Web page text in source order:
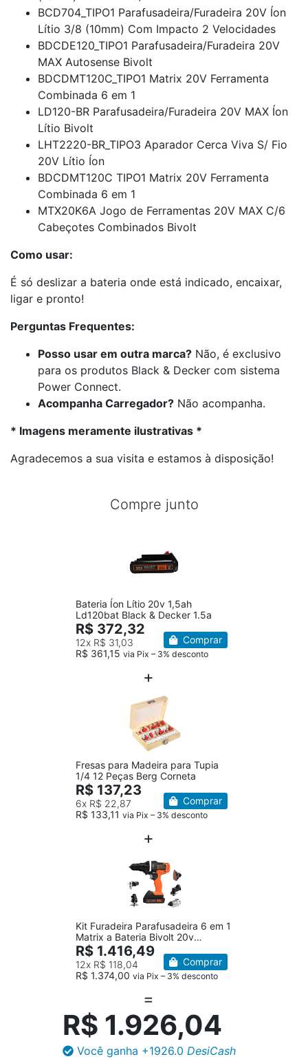
BCD704_TIPO1 Parafusadeira/Furadeira 20V Íon
Lítio 3/8 (10mm) Com Impacto 2 Velocidades
BDCDE120_TIPO1 Parafusadeira/Furadeira 20V
MAX Autosense Bivolt
BDCDMT120C_TIPO1 Matrix 20V Ferramenta
Combinada 6 em 1
LD120-BR Parafusadeira/Furadeira 20V MAX Íon
Lítio Bivolt
LHT2220-BR_TIPO3 Aparador Cerca Viva S/ Fio
20V Lítio Íon
BDCDMT120C TIPO1 Matrix 20V Ferramenta
Combinada 6 em 1
MTX20K6A Jogo de Ferramentas 20V MAX C/6
Cabeçotes Combinados Bivolt
Como usar:
É só deslizar a bateria onde está indicado, encaixar,
ligar e pronto!
Perguntas Frequentes:
Posso usar em outra marca? Não, é exclusivo
para os produtos Black & Decker com sistema
Power Connect.
Acompanha Carregador? Não acompanha.
* Imagens meramente ilustrativas *
Agradecemos a sua visita e estamos à disposição!
Compre junto
Bateria Íon Lítio 20v 1,5ah
Ld120bat Black & Decker 1.5a
R$ 372,32
12x R$ 31,03
R$ 361,15 via Pix – 3% desconto
Comprar
Fresas para Madeira para Tupia
1/4 12 Peças Berg Corneta
R$ 137,23
6x R$ 22,87
R$ 133,11 via Pix – 3% desconto
Comprar
Kit Furadeira Parafusadeira 6 em 1
Matrix a Bateria Bivolt 20v
MTX20K6A-BR Black Decker
R$ 1.416,49
12x R$ 118,04
R$ 1.374,00 via Pix – 3% desconto
Comprar
R$ 1.926,04
Você ganha +1926.0 DesiCash